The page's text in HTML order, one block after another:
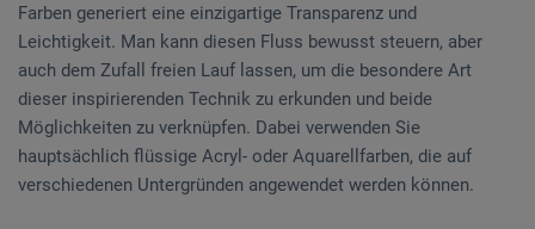
Farben generiert eine einzigartige Transparenz und
Leichtigkeit. Man kann diesen Fluss bewusst steuern, aber
auch dem Zufall freien Lauf lassen, um die besondere Art
dieser inspirierenden Technik zu erkunden und beide
Möglichkeiten zu verknüpfen. Dabei verwenden Sie
hauptsächlich flüssige Acryl- oder Aquarellfarben, die auf
verschiedenen Untergründen angewendet werden können.